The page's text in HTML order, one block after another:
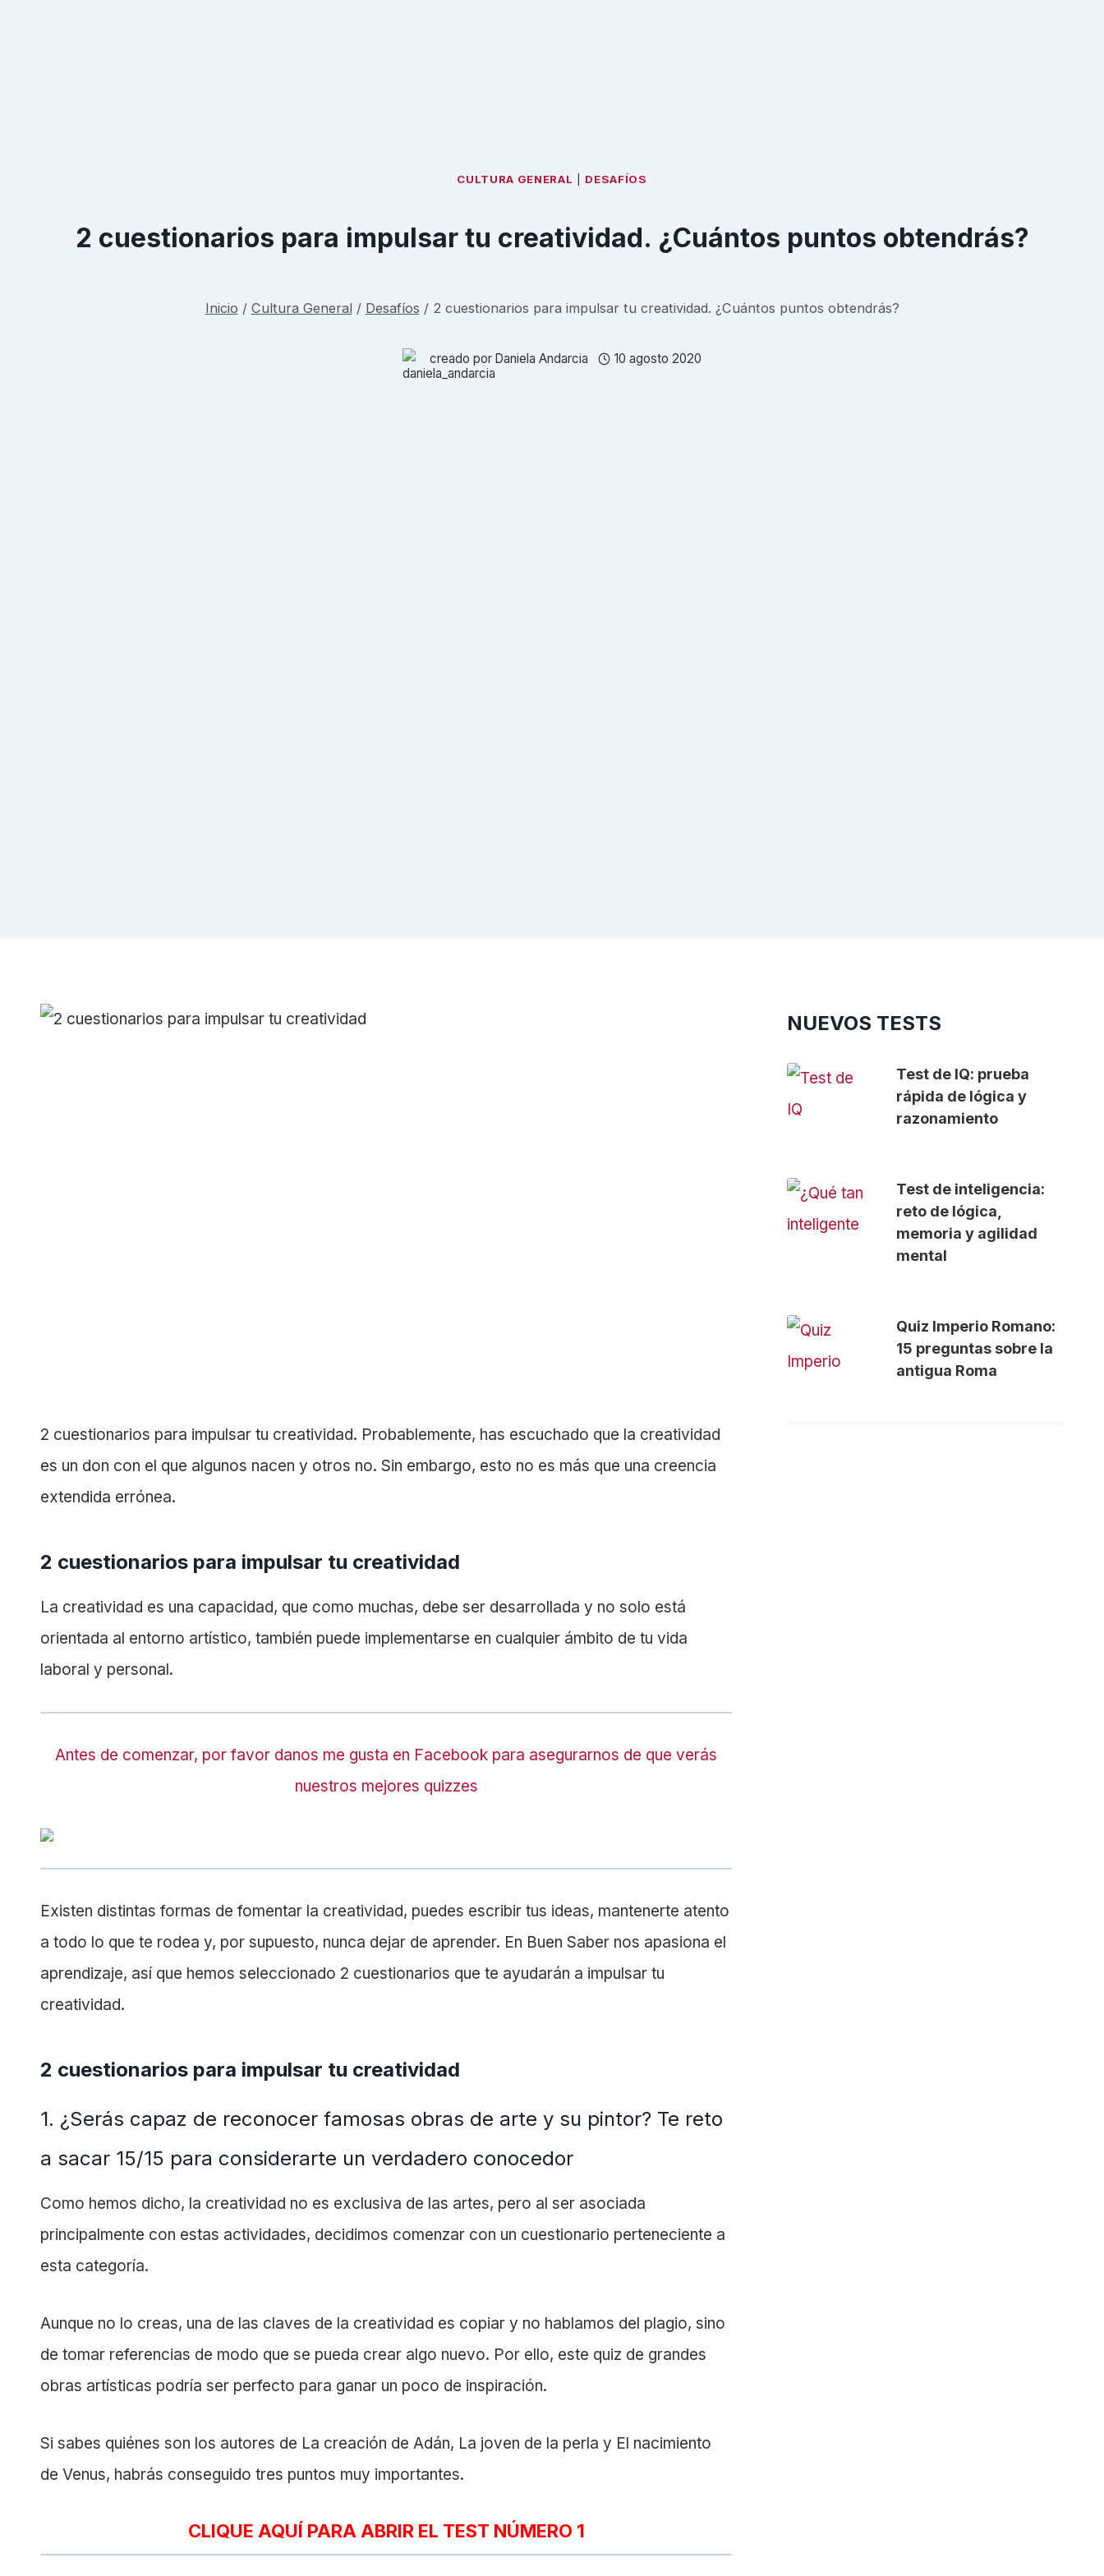
CULTURA GENERAL DESAFÍOS
2 cuestionarios para impulsar tu creatividad. ¿Cuántos puntos obtendrás?
Inicio / Cultura General / Desafíos / 2 cuestionarios para impulsar tu creatividad. ¿Cuántos puntos obtendrás?
creado por Daniela Andarcia 10 agosto 2020
2 cuestionarios para impulsar tu creatividad. Probablemente, has escuchado que la creatividad
es un don con el que algunos nacen y otros no. Sin embargo, esto no es más que una creencia
extendida errónea.
2 cuestionarios para impulsar tu creatividad
La creatividad es una capacidad, que como muchas, debe ser desarrollada y no solo está
orientada al entorno artístico, también puede implementarse en cualquier ámbito de tu vida
laboral y personal.
Antes de comenzar, por favor danos me gusta en Facebook para asegurarnos de que verás
nuestros mejores quizzes
Existen distintas formas de fomentar la creatividad, puedes escribir tus ideas, mantenerte atento
a todo lo que te rodea y, por supuesto, nunca dejar de aprender. En Buen Saber nos apasiona el
aprendizaje, así que hemos seleccionado 2 cuestionarios que te ayudarán a impulsar tu
creatividad.
2 cuestionarios para impulsar tu creatividad
1. ¿Serás capaz de reconocer famosas obras de arte y su pintor? Te reto
a sacar 15/15 para considerarte un verdadero conocedor
Como hemos dicho, la creatividad no es exclusiva de las artes, pero al ser asociada
principalmente con estas actividades, decidimos comenzar con un cuestionario perteneciente a
esta categoría.
Aunque no lo creas, una de las claves de la creatividad es copiar y no hablamos del plagio, sino
de tomar referencias de modo que se pueda crear algo nuevo. Por ello, este quiz de grandes
obras artísticas podría ser perfecto para ganar un poco de inspiración.
Si sabes quiénes son los autores de La creación de Adán, La joven de la perla y El nacimiento
de Venus, habrás conseguido tres puntos muy importantes.
CLIQUE AQUÍ PARA ABRIR EL TEST NÚMERO 1
NUEVOS TESTS
Test de IQ: prueba
rápida de lógica y
razonamiento
Test de inteligencia:
reto de lógica,
memoria y agilidad
mental
Quiz Imperio Romano:
15 preguntas sobre la
antigua Roma